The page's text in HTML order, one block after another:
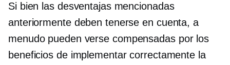
Si bien las desventajas mencionadas
anteriormente deben tenerse en cuenta, a
menudo pueden verse compensadas por los
beneficios de implementar correctamente la